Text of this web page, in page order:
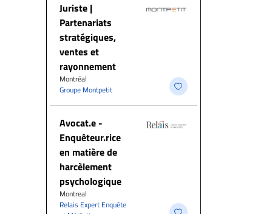
Juriste |
Partenariats
stratégiques,
ventes et
rayonnement
Montréal
Groupe Montpetit
Avocat.e -
Enquêteur.rice
en matière de
harcèlement
psychologique
Montreal
Relais Expert Enquête